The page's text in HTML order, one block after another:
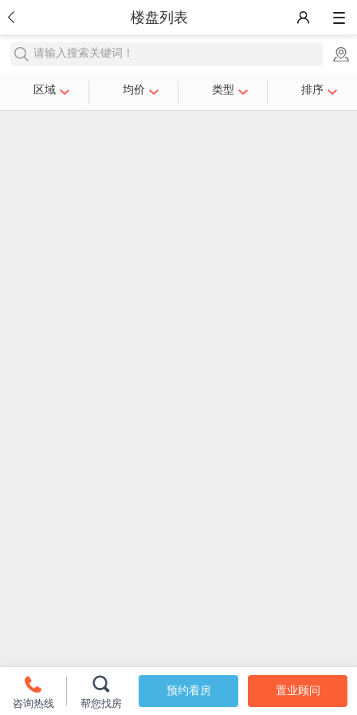
楼盘列表
请输入搜索关键词！
区域 均价 类型 排序
咨询热线 帮您找房
预约看房 置业顾问